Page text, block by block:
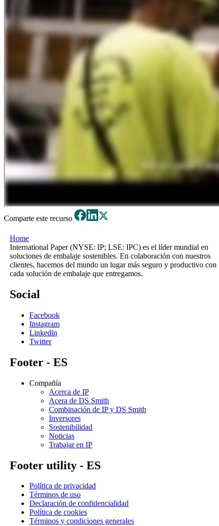
Comparte este recurso
Home
International Paper (NYSE: IP; LSE: IPC) es el líder mundial en
soluciones de embalaje sostenibles. En colaboración con nuestros
clientes, hacemos del mundo un lugar más seguro y productivo con
cada solución de embalaje que entregamos.
Social
Facebook
Instagram
Linkedin
Twitter
Footer - ES
Compañía
Acerca de IP
Acera de DS Smith
Combinación de IP y DS Smith
Inversores
Sostenibilidad
Noticias
Trabajar en IP
Footer utility - ES
Política de privacidad
Términos de uso
Declaración de confidencialidad
Política de cookies
Términos y condiciones generales